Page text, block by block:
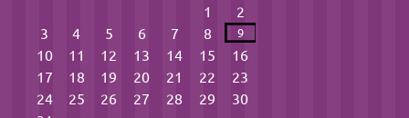
1
2
3
4 5 6 7 8 9
10 11 12 13 14 15
16
17
18 19 20 21 22
23
24
25 26 27 28 29
30